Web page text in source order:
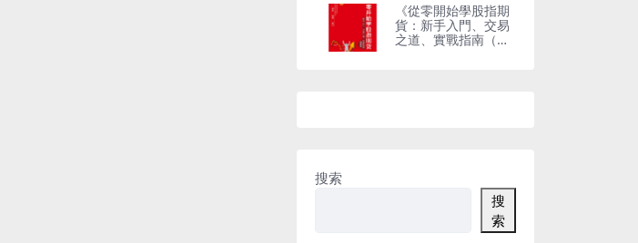
《從零開始學股指期
貨：新手入門、交易
之道、實戰指南（典
搜索
搜
索